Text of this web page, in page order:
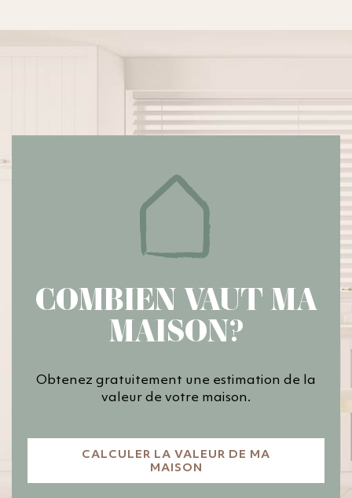
COMBIEN VAUT MA
MAISON?
Obtenez gratuitement une estimation de la
valeur de votre maison.
CALCULER LA VALEUR DE MA
MAISON